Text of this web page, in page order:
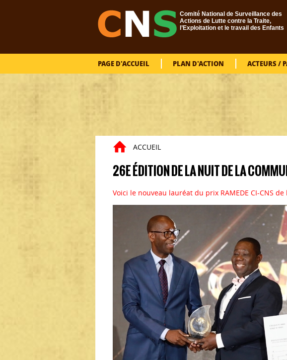
Comité National de Surveillance des
Actions de Lutte contre la Traite,
l’Exploitation et le travail des Enfants
PAGE D'ACCUEIL PLAN D'ACTION ACTEURS /
ACCUEIL
26E ÉDITION DE LA NUIT DE LA
Voici le nouveau lauréat du prix RAMEDE CI-CNS